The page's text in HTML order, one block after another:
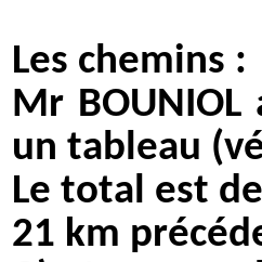
Les chemins :
Mr
un tableau
Le total est
21 km